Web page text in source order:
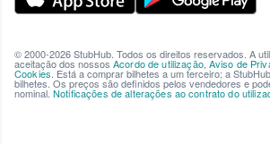
© 2000-2026 StubHub. Todos os direitos reservados. A
aceitação dos nossos Acordo de utilização, Aviso de
Cookies. Está a comprar bilhetes a um terceiro; a
bilhetes. Os preços são definidos pelos vendedores e
nominal. Notificações de alterações ao contrato do